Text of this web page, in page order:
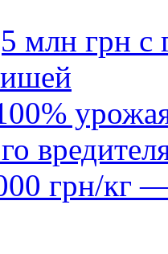
млн грн с
грн/кг —